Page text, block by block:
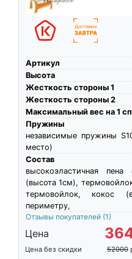
Артикул
Высота
Жесткость стороны 1
Жесткость стороны 2
Максимальный вес на 1
Пружины
независимые пружины
место)
Состав
высокоэластичная
(высота 1см),
термовойлок, кокос
периметру,
Отзывы покупателей (1)
Цена
Цена без скидки 52000